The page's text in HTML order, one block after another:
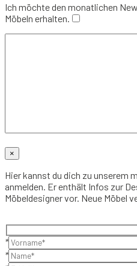
Ich möchte den monatlichen
Möbeln erhalten.
×
Hier kannst du dich zu unserem
anmelden. Er enthält Infos zur
Möbeldesigner vor. Neue Möbel
*
*